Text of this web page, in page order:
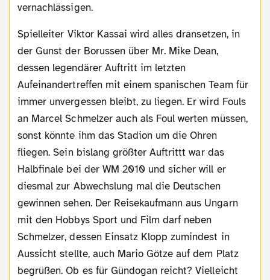
vernachlässigen.
Spielleiter Viktor Kassai wird alles dransetzen, in
der Gunst der Borussen über Mr. Mike Dean,
dessen legendärer Auftritt im letzten
Aufeinandertreffen mit einem spanischen Team für
immer unvergessen bleibt, zu liegen. Er wird Fouls
an Marcel Schmelzer auch als Foul werten müssen,
sonst könnte ihm das Stadion um die Ohren
fliegen. Sein bislang größter Auftrittt war das
Halbfinale bei der WM 2010 und sicher will er
diesmal zur Abwechslung mal die Deutschen
gewinnen sehen. Der Reisekaufmann aus Ungarn
mit den Hobbys Sport und Film darf neben
Schmelzer, dessen Einsatz Klopp zumindest in
Aussicht stellte, auch Mario Götze auf dem Platz
begrüßen. Ob es für Gündogan reicht? Vielleicht